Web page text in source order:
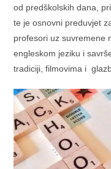
od predškolskih dana,
te je osnovni preduvjet
profesori uz suvremene
engleskom jeziku i
tradiciji, filmovima i